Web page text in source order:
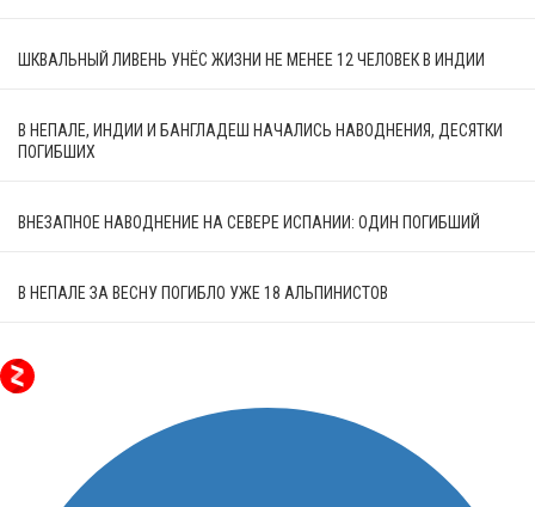
ШКВАЛЬНЫЙ ЛИВЕНЬ УНЁС ЖИЗНИ НЕ МЕНЕЕ 12 ЧЕЛОВЕК В ИНДИИ
В НЕПАЛЕ, ИНДИИ И БАНГЛАДЕШ НАЧАЛИСЬ НАВОДНЕНИЯ, ДЕСЯТКИ
ПОГИБШИХ
ВНЕЗАПНОЕ НАВОДНЕНИЕ НА СЕВЕРЕ ИСПАНИИ: ОДИН ПОГИБШИЙ
В НЕПАЛЕ ЗА ВЕСНУ ПОГИБЛО УЖЕ 18 АЛЬПИНИСТОВ